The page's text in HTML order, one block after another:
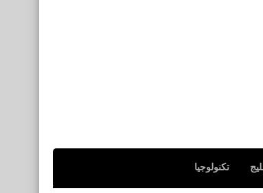
تكنولوجيا